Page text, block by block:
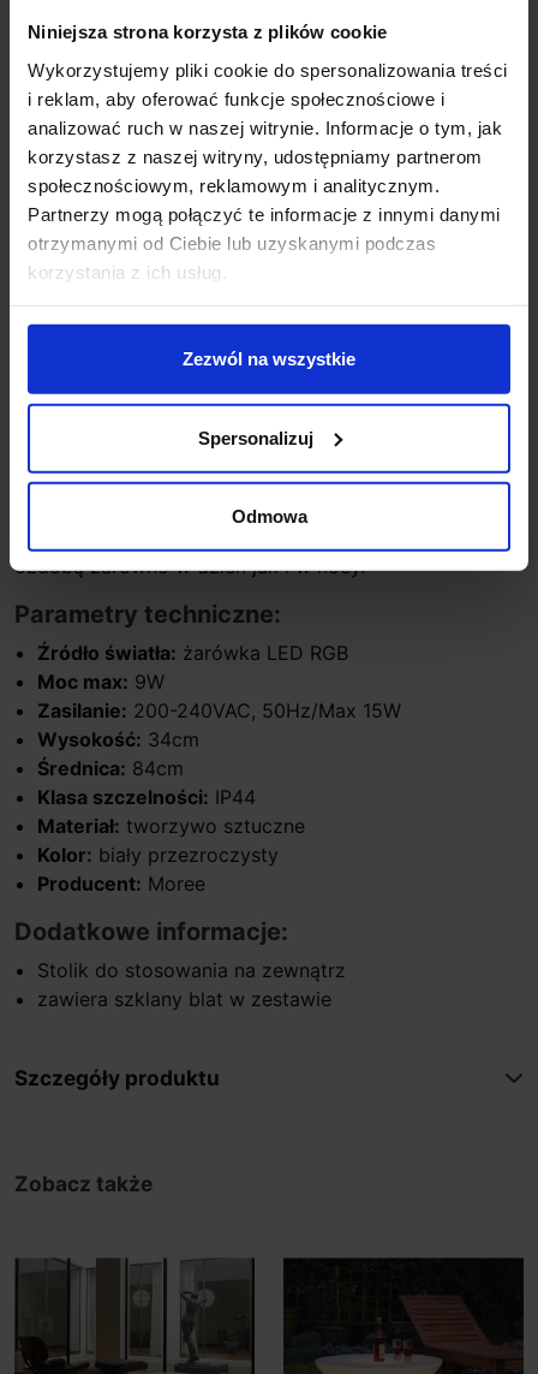
Niniejsza strona korzysta z plików cookie
Wykorzystujemy pliki cookie do spersonalizowania treści
i reklam, aby oferować funkcje społecznościowe i
analizować ruch w naszej witrynie. Informacje o tym, jak
korzystasz z naszej witryny, udostępniamy partnerom
społecznościowym, reklamowym i analitycznym.
Partnerzy mogą połączyć te informacje z innymi danymi
otrzymanymi od Ciebie lub uzyskanymi podczas
korzystania z ich usług.
Zezwól na wszystkie
Spersonalizuj
Odmowa
Opis
Nowoczesny podświetlany stolikMOREE Lounge LED
Outdoor 04-03-01
Lounge LED Outdoorto nowoczesny stolik z
oświetleniem LED renomowanej niemieckiej firmy
sztucznego w białym przezroczystym kolorze.
Oświetlany jest przez żarówkę LED RGB o mocy 9W.
Dołączony pilot pozwala na zmianę kolorów światła
wyposazony jest w czarny kabel zasilający o długości
4,5m. Dzięki podwyższonemu IP44 może być
stosowany na zewnątrz: w ogrodach, na balkonach czy
ozdobą zarówno w dzień jak i w nocy.
Parametry techniczne:
Źródło światła: żarówka LED RGB
Moc max: 9W
Zasilanie: 200-240VAC, 50Hz/Max 15W
Wysokość: 34cm
Średnica: 84cm
Klasa szczelności: IP44
Materiał: tworzywo sztuczne
Kolor: biały przezroczysty
Producent: Moree
Dodatkowe informacje:
Stolik do stosowania na zewnątrz
zawiera szklany blat w zestawie
Szczegóły produktu
Zobacz także